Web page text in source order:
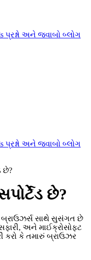
પ્રશ્નો અને જવાબો બ્લોગ
પ્રશ્નો અને જવાબો બ્લોગ
છે?
છે?
બ્રાઉઝર્સ સાથે સુસંગત છે
અને માઈક્રોસોફ્ટ
કરો કે તમારું બ્રાઉઝર